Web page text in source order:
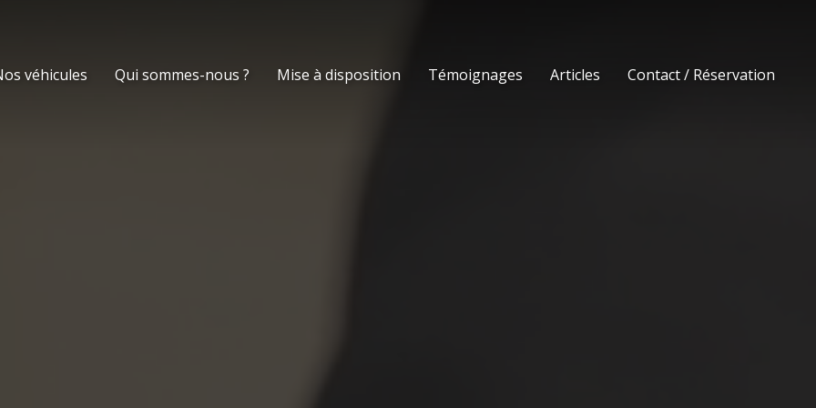
véhicules Qui sommes-nous ? Mise à disposition Témoignages Articles Contact / Réservation